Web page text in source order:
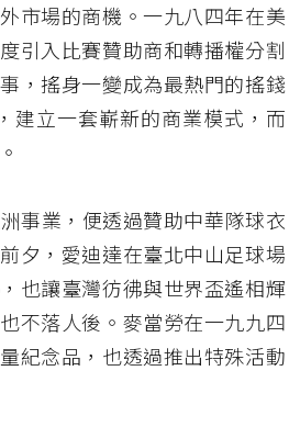
市場的商機。一九八四年在美
引入比賽贊助商和轉播權分割
，搖身一變成為最熱門的搖錢
建立一套嶄新的商業模式，而
事業，便透過贊助中華隊球衣
夕，愛迪達在臺北中山足球場
也讓臺灣彷彿與世界盃遙相輝
不落人後。麥當勞在一九九四
紀念品，也透過推出特殊活動